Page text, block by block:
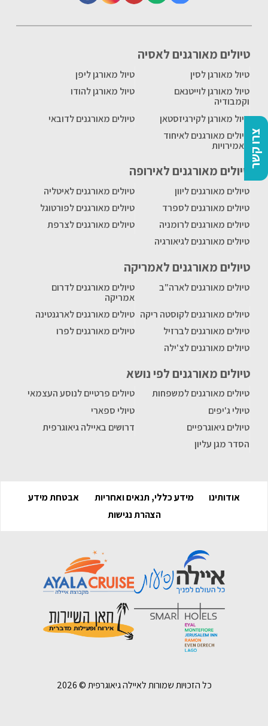
צרו קשר
טיולים מאורגנים לאסיה
טיול מאורגן לסין
טיול מאורגן ליפן
טיול מאורגן לוייטנאם
וקמבודיה
טיול מאורגן להודו
טיול מאורגן לקירגיזסטאן
טיולים מאורגנים לדובאי
טיולים מאורגנים לאיחוד
האמירויות
טיולים מאורגנים לאירופה
טיולים מאורגנים ליוון
טיולים מאורגנים לאיטליה
טיולים מאורגנים לספרד
טיולים מאורגנים לפורטוגל
טיולים מאורגנים לרומניה
טיולים מאורגנים לצרפת
טיולים מאורגנים לגיאורגיה
טיולים מאורגנים לאמריקה
טיולים מאורגנים לארה"ב
טיולים מאורגנים לדרום
אמריקה
טיולים מאורגנים לקוסטה ריקה טיולים מאורגנים לארגנטינה
טיולים מאורגנים לברזיל
טיולים מאורגנים לפרו
טיולים מאורגנים לצ'ילה
טיולים מאורגנים לפי נושא
טיולים מאורגנים למשפחות
טיולים פרטיים לנוסע העצמאי
טיולי ג'יפים
טיולי ספארי
טיולים גיאוגרפיים
דרושים באיילה גיאוגרפית
הסדר מגן עליון
אודותינו מידע כללי, תנאים ואחריות
אבטחת מידע
הצהרת נגישות
כל הזכויות שמורות לאיילה גיאוגרפית ©2026